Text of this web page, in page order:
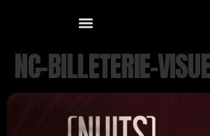
NC-BILLETERIE-